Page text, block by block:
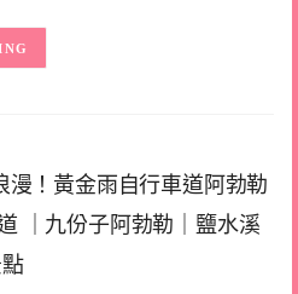
！黃金雨自行車道阿勃勒
｜九份子阿勃勒｜鹽水溪